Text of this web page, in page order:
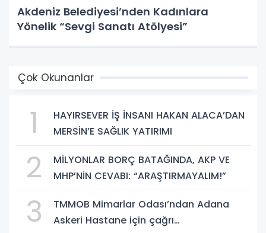
Akdeniz Belediyesi’nden Kadınlara
Yönelik “Sevgi Sanatı Atölyesi”
Çok Okunanlar
1
HAYIRSEVER İŞ İNSANI HAKAN ALACA’DAN
MERSİN’E SAĞLIK YATIRIMI
2
MİLYONLAR BORÇ BATAĞINDA, AKP VE
MHP’NİN CEVABI: “ARAŞTIRMAYALIM!”
3
TMMOB Mimarlar Odası’ndan Adana
Askeri Hastane için çağrı…